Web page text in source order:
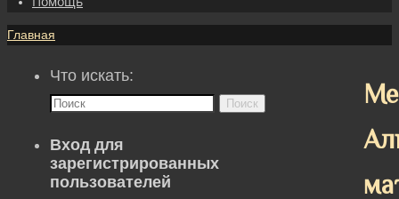
Главная
Что искать:
Поиск
Вход для
зарегистрированных
пользователей